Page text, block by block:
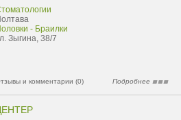
- Браилки
Зыгина, 38/7
и комментарии (0) Подробнее